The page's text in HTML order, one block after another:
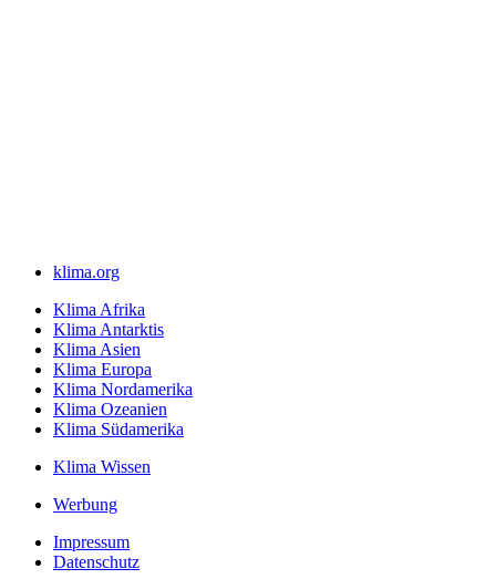
klima.org
Klima Afrika
Klima Antarktis
Klima Asien
Klima Europa
Klima Nordamerika
Klima Ozeanien
Klima Südamerika
Klima Wissen
Werbung
Impressum
Datenschutz